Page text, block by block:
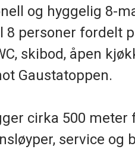
og hyggelig 8-
8 personer fordelt
skibod, åpen
Gaustatoppen.
cirka 500
service og